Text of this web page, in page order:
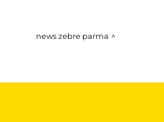
news zebre parma